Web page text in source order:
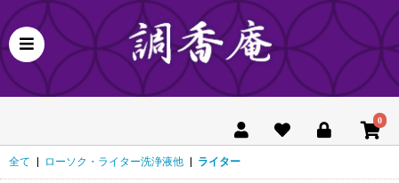
0
全て | ローソク・ライター洗浄液他 | ライター